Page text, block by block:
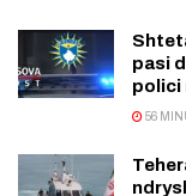
pasi
polici
56